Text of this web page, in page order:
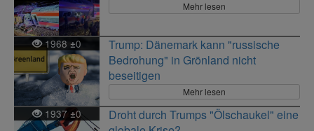
Mehr lesen
1968±0
Trump: Dänemark kann "russische
Bedrohung" in Grönland nicht
beseitigen
Mehr lesen
1937 ±0
Droht durch Trumps "Ölschaukel" eine